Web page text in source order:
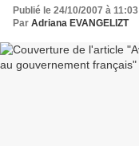
Publié le 24/10/2007 à 11:03
Par Adriana EVANGELIZT